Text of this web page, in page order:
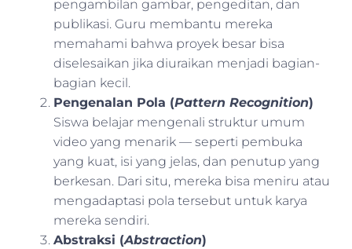
pengambilan gambar, pengeditan, dan
publikasi. Guru membantu mereka
memahami bahwa proyek besar bisa
diselesaikan jika diuraikan menjadi bagian-
bagian kecil.
Pengenalan Pola (Pattern Recognition)
Siswa belajar mengenali struktur umum
video yang menarik — seperti pembuka
yang kuat, isi yang jelas, dan penutup yang
berkesan. Dari situ, mereka bisa meniru atau
mengadaptasi pola tersebut untuk karya
mereka sendiri.
Abstraksi (Abstraction)